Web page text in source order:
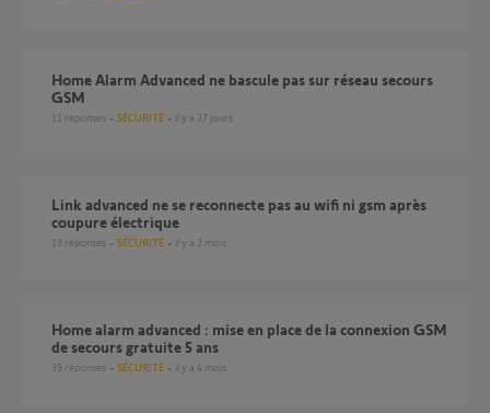
Home Alarm Advanced ne bascule pas sur réseau secours
GSM
11 réponses SÉCURITÉ il y a 27 jours
Link advanced ne se reconnecte pas au wifi ni gsm après
coupure électrique
19 réponses SÉCURITÉ il y a 2 mois
Home alarm advanced : mise en place de la connexion GSM
de secours gratuite 5 ans
39 réponses SÉCURITÉ il y a 4 mois